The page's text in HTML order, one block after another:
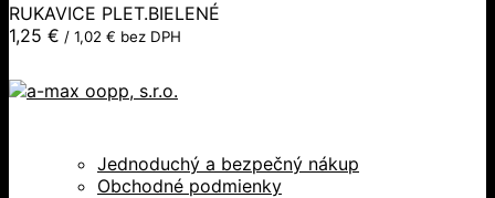
RUKAVICE PLET.BIELENÉ
1,25 € / 1,02 € bez DPH
Jednoduchý a bezpečný nákup
Obchodné podmienky